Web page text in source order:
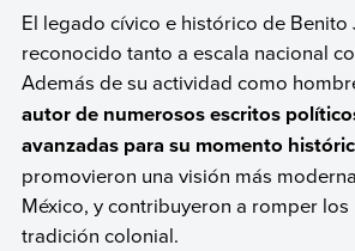
El legado cívico e histórico de Benito
reconocido tanto a escala nacional
Además de su actividad como
autor de numerosos escritos
avanzadas para su momento
promovieron una visión más
México, y contribuyeron a romper los
tradición colonial.